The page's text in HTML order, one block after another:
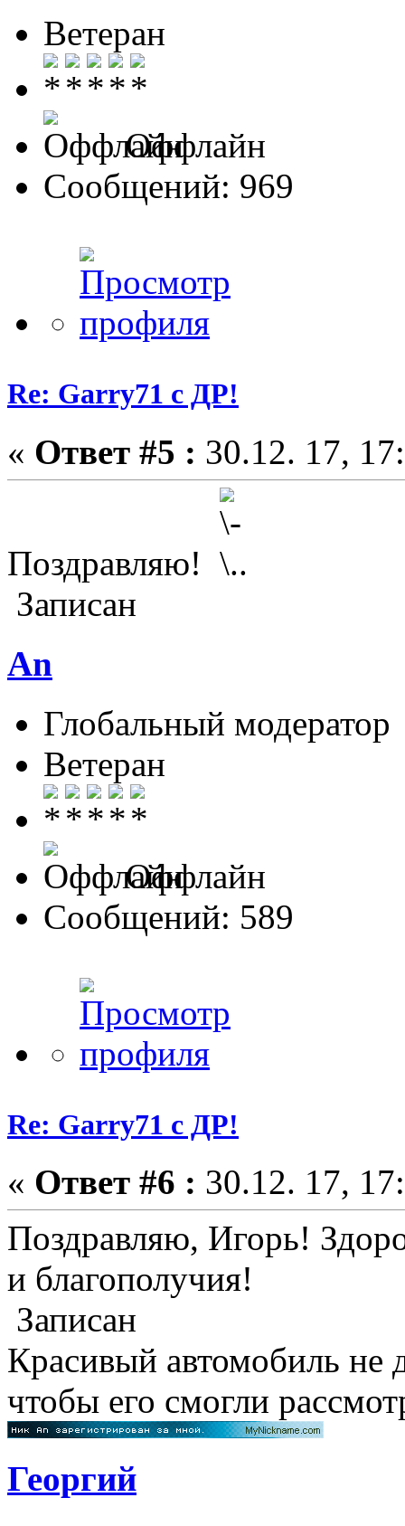
Ветеран
Оффлайн
Сообщений: 969
Re: Garry71 с ДР!
« Ответ #5 : 30.12. 17,
Поздравляю!
Записан
An
Глобальный модератор
Ветеран
Оффлайн
Сообщений: 589
Re: Garry71 с ДР!
« Ответ #6 : 30.12. 17,
Поздравляю, Игорь!
и благополучия!
Записан
Красивый автомобиль не
чтобы его смогли
Георгий